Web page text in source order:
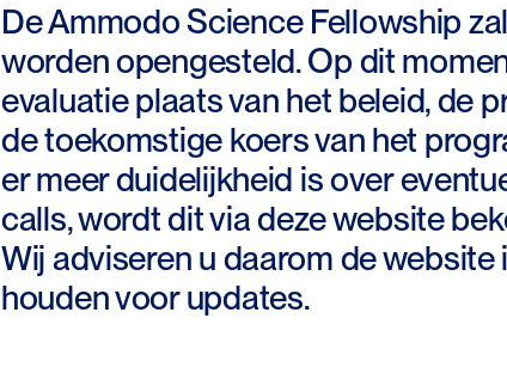
De Ammodo Science Fellowship
worden opengesteld. Op dit
evaluatie plaats van het beleid, de
de toekomstige koers van het
er meer duidelijkheid is over
calls, wordt dit via deze website
Wij adviseren u daarom de website
houden voor updates.